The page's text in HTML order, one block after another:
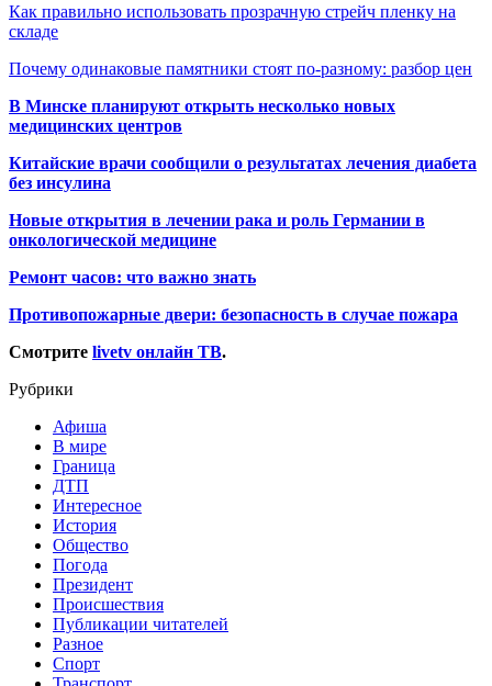
Как правильно использовать прозрачную стрейч пленку на
складе
Почему одинаковые памятники стоят по-разному: разбор цен
В Минске планируют открыть несколько новых
медицинских центров
Китайские врачи сообщили о результатах лечения диабета
без инсулина
Новые открытия в лечении рака и роль Германии в
онкологической медицине
Ремонт часов: что важно знать
Противопожарные двери: безопасность в случае пожара
Смотрите livetv онлайн ТВ.
Рубрики
Афиша
В мире
Граница
ДТП
Интересное
История
Общество
Погода
Президент
Происшествия
Публикации читателей
Разное
Спорт